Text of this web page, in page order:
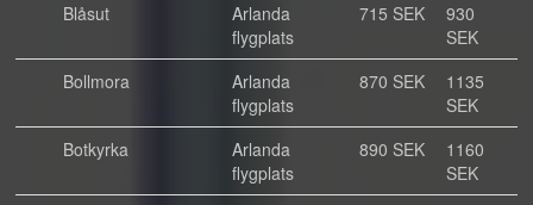
Blåsut
Arlanda
flygplats
715 SEK
930
SEK
Bollmora
Arlanda
flygplats
870 SEK
1135
SEK
Botkyrka
Arlanda
flygplats
890 SEK
1160
SEK